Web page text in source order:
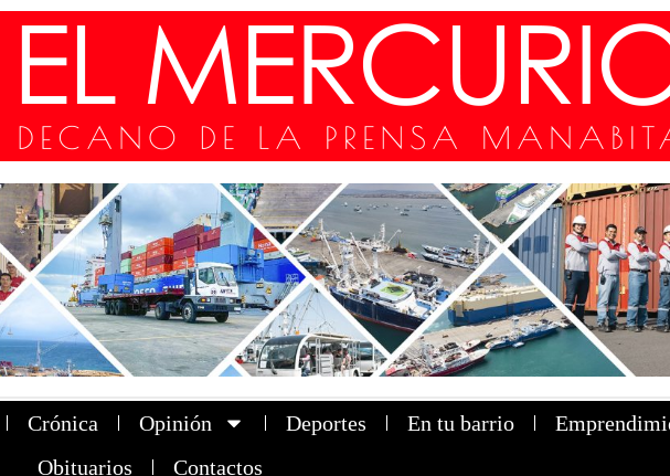
Crónica Opinión Deportes En tu barrio
Obituarios
Contactos